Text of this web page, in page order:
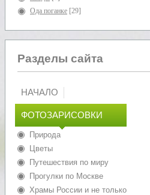
Ода поганке [29]
Разделы сайта
НАЧАЛО
ФОТОЗАРИСОВКИ
Природа
Цветы
Путешествия по миру
Прогулки по Москве
Храмы России и не только